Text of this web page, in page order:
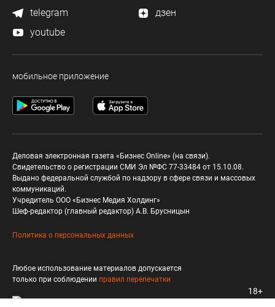
telegram
дзен
youtube
мобильное приложение
Деловая электронная газета «Бизнес Online» (на связи).
Свидетельство о регистрации СМИ Эл №ФС 77-33484 от 15.10.08.
Выдано федеральной службой по надзору в сфере связи и массовых
коммуникаций.
Учредитель ООО «Бизнес Медия Холдинг»
Шеф-редактор (главный редактор) А.В. Брусницын
Политика о персональных данных
Любое использование материалов допускается
только при соблюдении правил перепечатки
18+